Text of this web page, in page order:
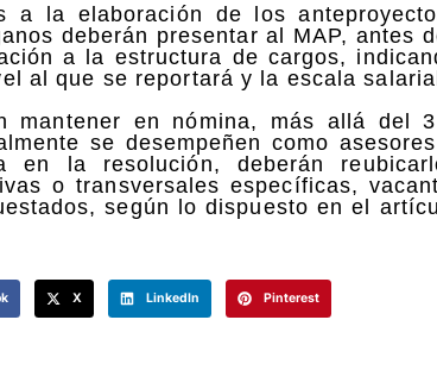
a la elaboración de los
deberán presentar al MAP, antes
a la estructura de cargos,
al que se reportará y la escala
mantener en nómina, más allá del
se desempeñen como
en la resolución, deberán
o transversales específicas,
según lo dispuesto en el
X LinkedIn Pinterest